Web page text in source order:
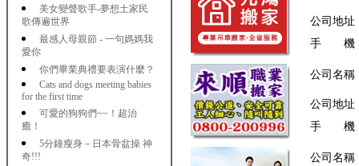
美女變聲歌手-夢想土家民
歌傳遍世界
最感人母親節 - 一句媽媽我
愛你
你們畢業典禮要表演什麼？
Cats and dogs meeting babies
for the first time
可愛的狗狗們~~！超治
癒！
5分鐘瘦身－日本骨盆操 神
奇!!!
公司地址
手 機
公司名稱
公司地址
手 機
公司名稱